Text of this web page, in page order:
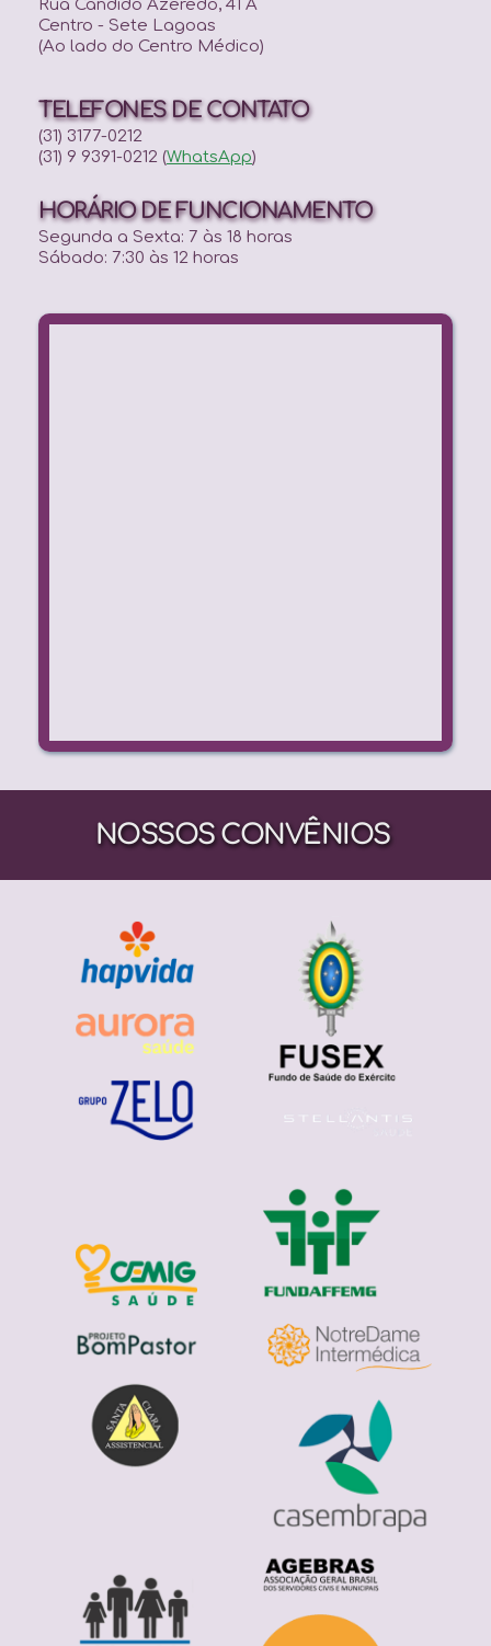
Rua Cândido Azeredo, 41 A
Centro - Sete Lagoas
(Ao lado do Centro Médico)
TELEFONES DE CONTATO
(31) 3177-0212
(31) 9 9391-0212 (WhatsApp)
HORÁRIO DE FUNCIONAMENTO
Segunda a Sexta: 7 às 18 horas
Sábado: 7:30 às 12 horas
NOSSOS CONVÊNIOS